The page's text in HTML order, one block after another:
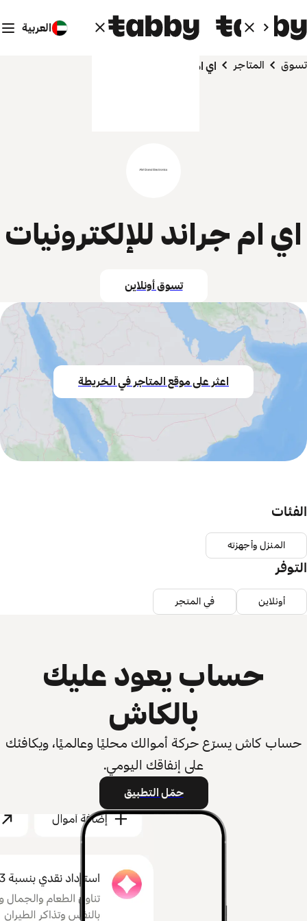
العربية
تسوق المتاجر اي ام جراند للإلكترونيات
اي ام جراند للإلكترونيات
تسوق أونلاين
اعثر على موقع المتاجر في الخريطة
الفئات
المنزل وأجهزته
التوفر
أونلاين في المتجر
حساب يعود عليك
بالكاش
حساب كاش يسرّع حركة أموالك محليًا وعالميًا، ويكافئك
على إنفاقك اليومي.
حمّل التطبيق